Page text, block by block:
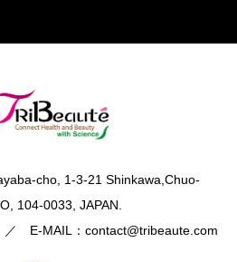
cho, 1-3-21 Shinkawa,Chuo-
104-0033, JAPAN.
E-MAIL：contact@tribeaute.com